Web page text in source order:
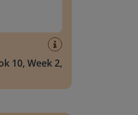
10, Week 2,